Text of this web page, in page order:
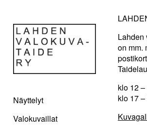
Näyttelyt
Valokuvaillat
Lahden
on mm.
klo 12
klo 17